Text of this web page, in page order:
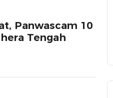
Panwascam 10
Tengah